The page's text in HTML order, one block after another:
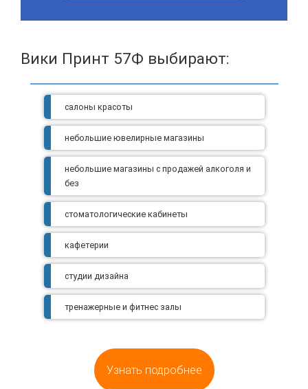
Вики Принт 57Ф выбирают:
салоны красоты
небольшие ювелирные магазины
небольшие магазины с продажей алкоголя и
без
стоматологические кабинеты
кафетерии
студии дизайна
тренажерные и фитнес залы
Узнать подробнее